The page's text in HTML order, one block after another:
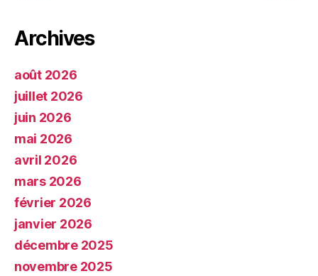
Archives
août 2026
juillet 2026
juin 2026
mai 2026
avril 2026
mars 2026
février 2026
janvier 2026
décembre 2025
novembre 2025